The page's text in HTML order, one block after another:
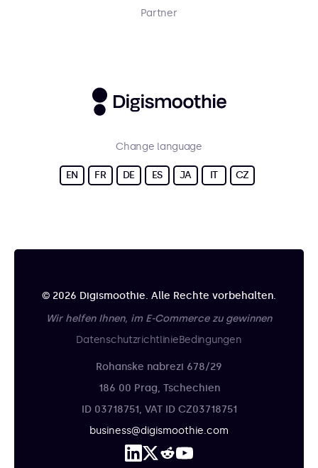
Partner
Change language
EN FR DE ES JA IT CZ
© 2026 Digismoothie. Alle Rechte vorbehalten.
Wir helfen Ihnen, im E-Commerce zu gewinnen
DatenschutzrichtlinieBedingungen
Rohanske nabrezi 678/29
186 00 Prag, Tschechien
ID 03718751, VAT ID CZ03718751
business@digismoothie.com